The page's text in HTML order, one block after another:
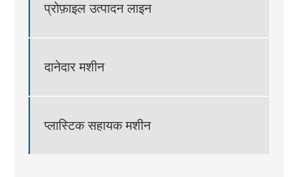
प्रोफ़ाइल उत्पादन लाइन
दानेदार मशीन
प्लास्टिक सहायक मशीन